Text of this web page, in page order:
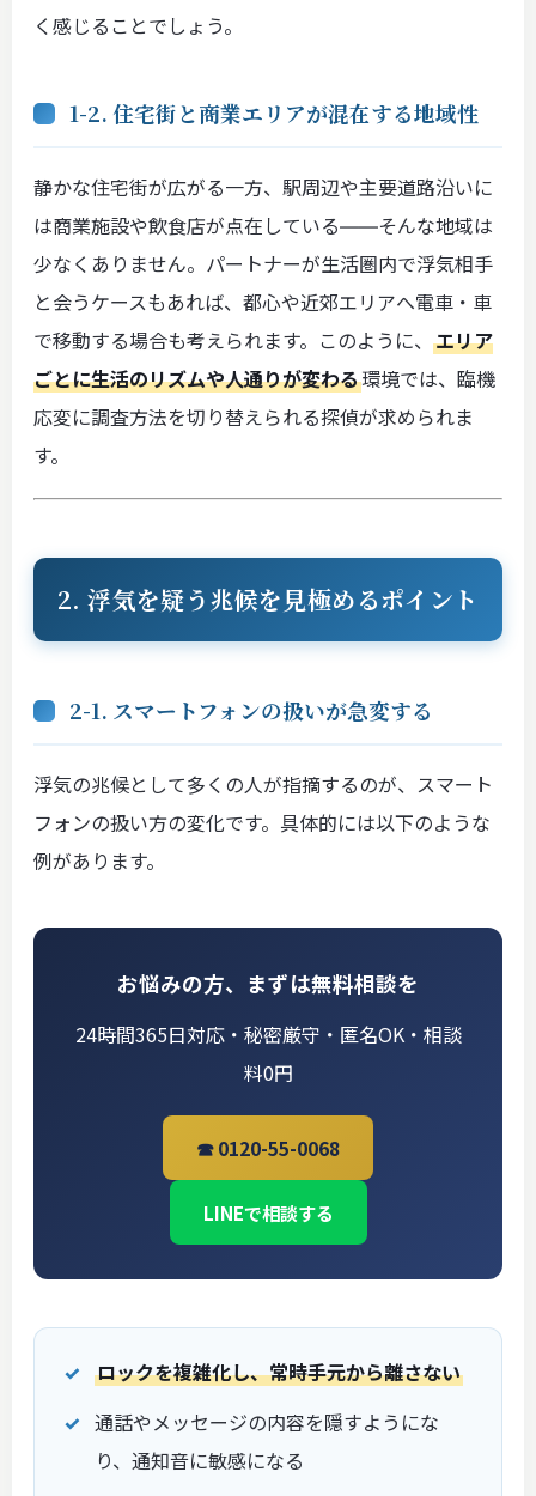
く感じることでしょう。
1-2. 住宅街と商業エリアが混在する地域性
静かな住宅街が広がる一方、駅周辺や主要道路沿いに
は商業施設や飲食店が点在している――そんな地域は
少なくありません。パートナーが生活圏内で浮気相手
と会うケースもあれば、都心や近郊エリアへ電車・車
で移動する場合も考えられます。このように、 エリア
ごとに生活のリズムや人通りが変わる環境では、臨機
応変に調査方法を切り替えられる探偵が求められま
す。
2. 浮気を疑う兆候を見極めるポイント
2-1. スマートフォンの扱いが急変する
浮気の兆候として多くの人が指摘するのが、スマート
フォンの扱い方の変化です。具体的には以下のような
例があります。
お悩みの方、まずは無料相談を
24時間365日対応・秘密厳守・匿名OK・相談
料0円
☎ 0120-55-0068
LINEで相談する
ロックを複雑化し、常時手元から離さない
通話やメッセージの内容を隠すようにな
り、通知音に敏感になる